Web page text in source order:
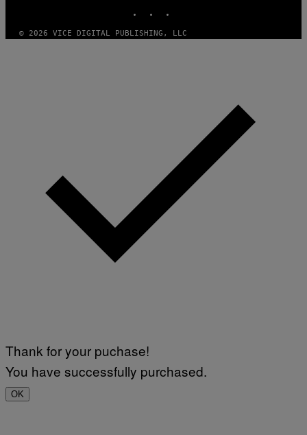
© 2026 VICE DIGITAL PUBLISHING, LLC
Thank for your puchase!
You have successfully purchased.
OK